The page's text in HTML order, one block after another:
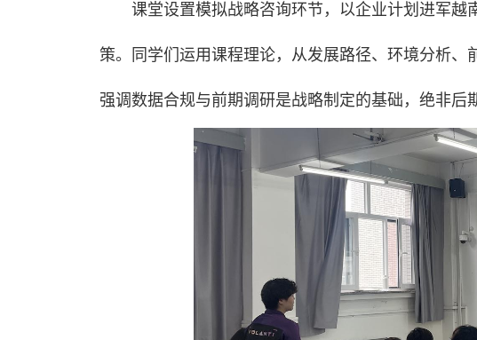
课堂设置模拟战略咨询环节，以企业计划进军
策。同学们运用课程理论，从发展路径、环境分析
强调数据合规与前期调研是战略制定的基础，绝非后